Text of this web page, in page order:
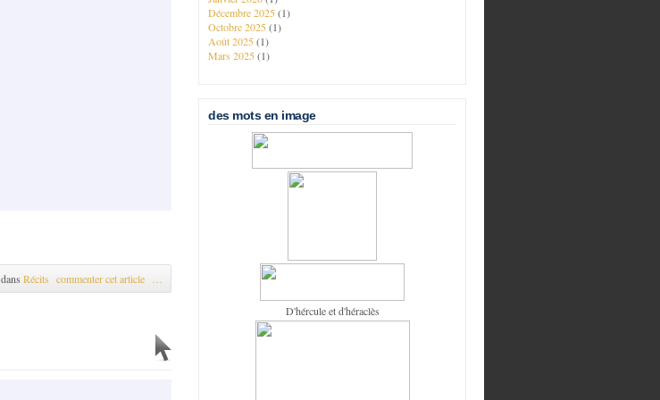
dans Récits commenter cet article …
Décembre 2025(1)
Octobre 2025(1)
Août 2025(1)
Mars 2025(1)
des mots en image
D'hércule et d'héraclès